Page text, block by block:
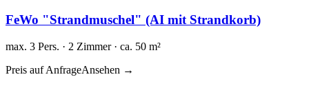
FeWo "Strandmuschel" (AI mit Strandkorb)
max. 3 Pers. · 2 Zimmer · ca. 50 m²
Preis auf AnfrageAnsehen →